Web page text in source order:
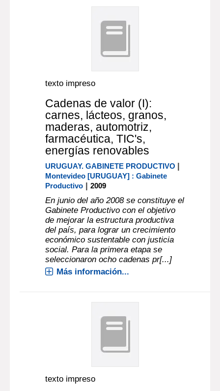
texto impreso
Cadenas de valor (I):
carnes, lácteos, granos,
maderas, automotriz,
farmacéutica, TIC's,
energías renovables
URUGUAY. GABINETE PRODUCTIVO |
Montevideo [URUGUAY] : Gabinete
Productivo |2009
En junio del año 2008 se constituye el
Gabinete Productivo con el objetivo
de mejorar la estructura productiva
del país, para lograr un crecimiento
económico sustentable con justicia
social. Para la primera etapa se
seleccionaron ocho cadenas pr[...]
Más información...
texto impreso